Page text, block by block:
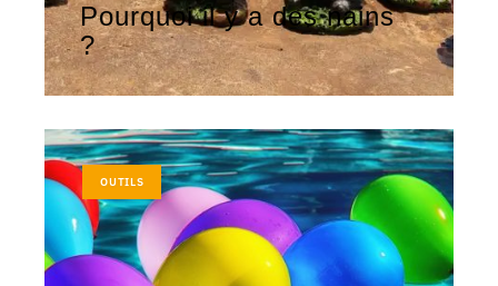
Pourquoi il y a des nains
?
OUTILS